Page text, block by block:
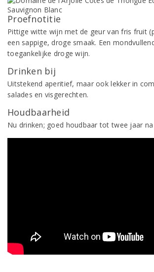
Proefnotitie
Pittige witte wijn met de geur van fris fruit
een sappige, droge smaak. Een
toegankelijke droge wijn.
Drinken bij
Uitstekend aperitief, maar ook lekker in
salades en visgerechten.
Houdbaarheid
Nu drinken; goed houdbaar tot twee jaar